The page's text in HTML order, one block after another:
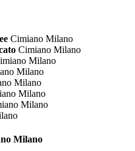
Cimiano Milano
Cimiano Milano
Milano
Milano
Milano
Milano
Milano
Milano